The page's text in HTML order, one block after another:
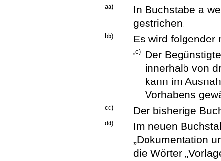
aa)
In Buchstabe a
gestrichen.
bb) Es wird folgender
„c)
Der
innerhalb von
kann im
Vorhabens
cc) Der bisherige
dd)
Im neuen
„Dokumentation
die Wörter